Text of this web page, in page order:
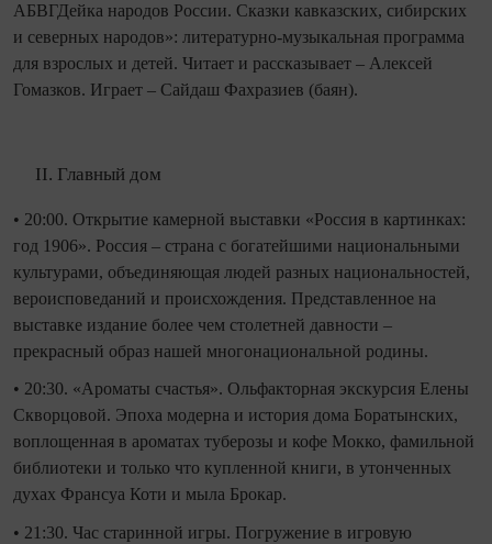
АБВГДейка народов России. Сказки кавказских, сибирских
и северных народов»: литературно-музыкальная программа
для взрослых и детей. Читает и рассказывает – Алексей
Гомазков. Играет – Сайдаш Фахразиев (баян).
Главный дом
• 20:00. Открытие камерной выставки «Россия в картинках:
год 1906». Россия – страна с богатейшими национальными
культурами, объединяющая людей разных национальностей,
вероисповеданий и происхождения. Представленное на
выставке издание более чем столетней давности –
прекрасный образ нашей многонациональной родины.
• 20:30. «Ароматы счастья». Ольфакторная экскурсия Елены
Скворцовой. Эпоха модерна и история дома Боратынских,
воплощенная в ароматах туберозы и кофе Мокко, фамильной
библиотеки и только что купленной книги, в утонченных
духах Франсуа Коти и мыла Брокар.
• 21:30. Час старинной игры. Погружение в игровую